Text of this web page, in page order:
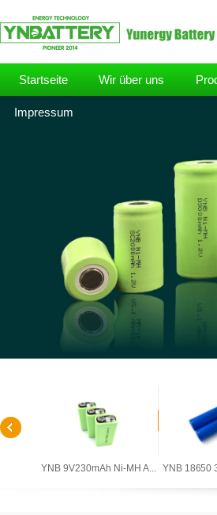
Startseite Wir über uns
Impressum
YNB 9V230mAh Ni-MH A... YNB 18650